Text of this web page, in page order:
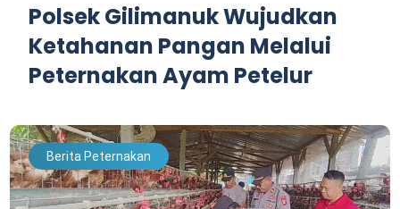
Polsek Gilimanuk Wujudkan
Ketahanan Pangan Melalui
Peternakan Ayam Petelur
Berita Peternakan